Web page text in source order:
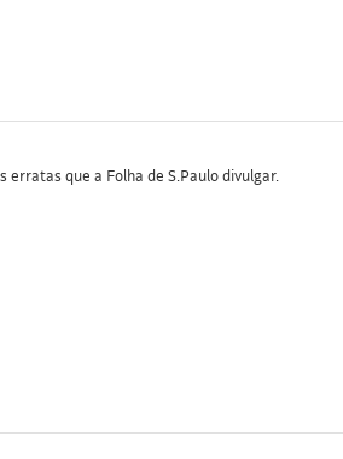
que a Folha de S.Paulo divulgar.